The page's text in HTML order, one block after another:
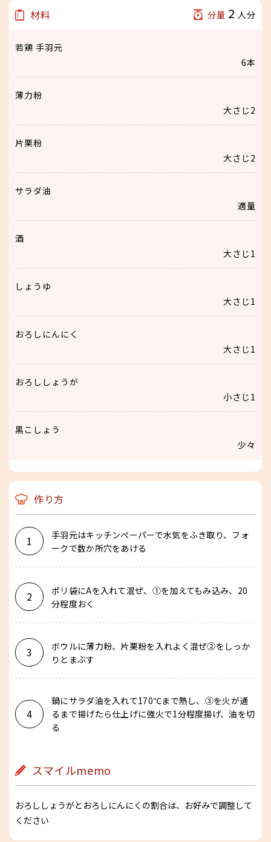
材料 分量 2 人分
若鶏 手羽元
6本
薄力粉
大さじ2
片栗粉
大さじ2
サラダ油
適量
酒
大さじ1
しょうゆ
大さじ1
おろしにんにく
大さじ1
おろししょうが
小さじ1
黒こしょう
少々
作り方
1
手羽元はキッチンぺーパーで水気をふき取り、フォ
ークで数か所穴をあける
2
ポリ袋にAを入れて混ぜ、①を加えてもみ込み、20
分程度おく
3
ボウルに薄力粉、片栗粉を入れよく混ぜ②をしっか
りとまぶす
4
鍋にサラダ油を入れて170℃まで熱し、③を火が通
るまで揚げたら仕上げに強火で1分程度揚げ、油を切
る
スマイルmemo
おろししょうがとおろしにんにくの割合は、お好みで調整して
ください